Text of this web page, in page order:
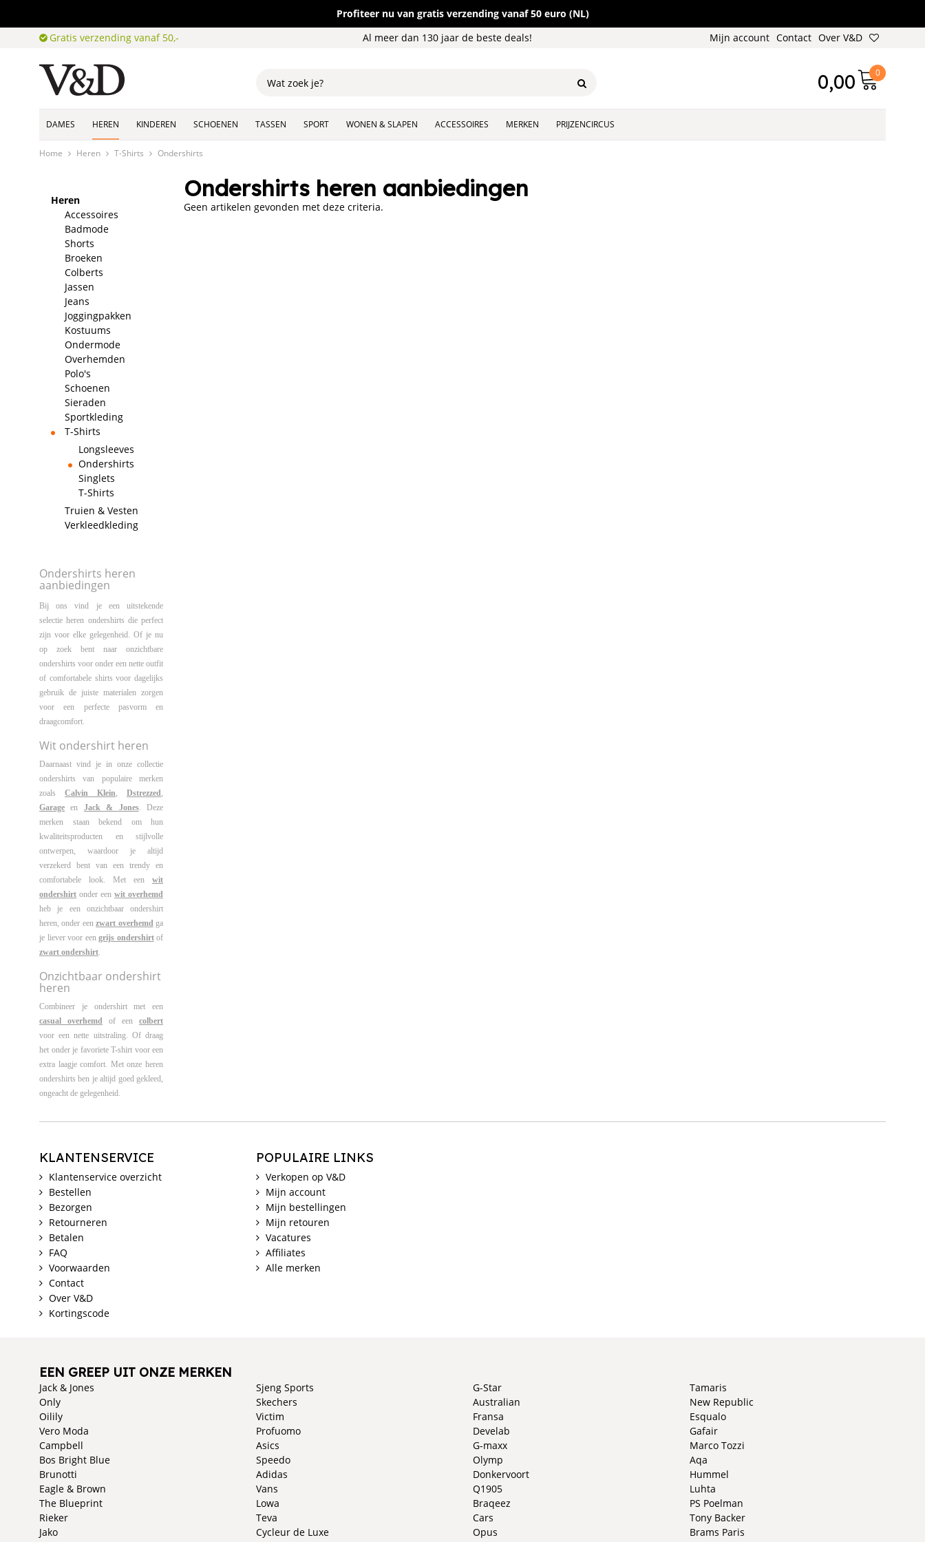
Profiteer nu van gratis verzending vanaf 50 euro (NL)
Gratis verzending vanaf 50,-
Mijn account Contact Over V&D
Al meer dan 130 jaar de beste deals!
0
0,00
DAMES HEREN KINDEREN SCHOENEN TASSEN SPORT WONEN & SLAPEN ACCESSOIRES MERKEN PRIJZENCIRCUS
Home Heren T-Shirts Ondershirts
Heren
Accessoires
Badmode
Shorts
Broeken
Colberts
Jassen
Jeans
Joggingpakken
Kostuums
Ondermode
Overhemden
Polo's
Schoenen
Sieraden
Sportkleding
T-Shirts
Longsleeves
Ondershirts
Singlets
T-Shirts
Truien & Vesten
Verkleedkleding
Ondershirts heren
aanbiedingen
Bij ons vind je een uitstekende
selectie heren ondershirts die perfect
zijn voor elke gelegenheid. Of je nu
op zoek bent naar onzichtbare
ondershirts voor onder een nette outfit
of comfortabele shirts voor dagelijks
gebruik de juiste materialen zorgen
voor een perfecte pasvorm en
draagcomfort.
Wit ondershirt heren
Daarnaast vind je in onze collectie
ondershirts van populaire merken
zoals Calvin Klein Dstrezzed
Garage en Jack & Jones. Deze
merken staan bekend om hun
kwaliteitsproducten en stijlvolle
ontwerpen, waardoor je altijd
verzekerd bent van een trendy en
comfortabele look. Met een wit
ondershirt onder een wit overhemd
heb je een onzichtbaar ondershirt
heren, onder eenzwart overhemd ga
je liever voor een grijs ondershirtof
zwart ondershirt
Onzichtbaar ondershirt
heren
Combineer je ondershirt met een
casual overhemd of een colbert
voor een nette uitstraling. Of draag
het onder je favoriete T-shirt voor een
extra laagje comfort. Met onze heren
ondershirts ben je altijd goed gekleed,
ongeacht de gelegenheid.
Ondershirts heren aanbiedingen
Geen artikelen gevonden met deze criteria.
KLANTENSERVICE
Klantenservice overzicht
Bestellen
Bezorgen
Retourneren
Betalen
FAQ
Voorwaarden
Contact
Over V&D
Kortingscode
POPULAIRE LINKS
Verkopen op V&D
Mijn account
Mijn bestellingen
Mijn retouren
Vacatures
Affiliates
Alle merken
EEN GREEP UIT ONZE MERKEN
Jack & Jones
Only
Oilily
Vero Moda
Campbell
Bos Bright Blue
Brunotti
Eagle & Brown
The Blueprint
Rieker
Jako
Sjeng Sports
Skechers
Victim
Profuomo
Asics
Speedo
Adidas
Vans
Lowa
Teva
Cycleur de Luxe
G-Star
Australian
Fransa
Develab
G-maxx
Olymp
Donkervoort
Q1905
Braqeez
Cars
Opus
Tamaris
New Republic
Esqualo
Gafair
Marco Tozzi
Aqa
Hummel
Luhta
PS Poelman
Tony Backer
Brams Paris